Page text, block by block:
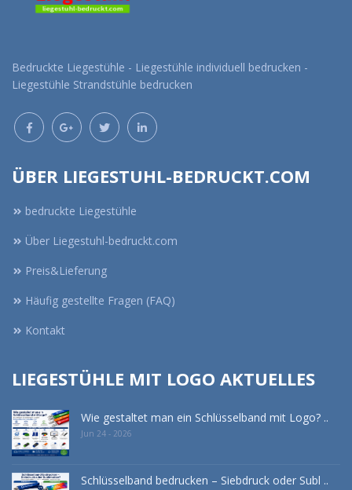
Bedruckte Liegestühle - Liegestühle individuell bedrucken -
Liegestühle Strandstühle bedrucken
ÜBER LIEGESTUHL-BEDRUCKT.COM
bedruckte Liegestühle
Über Liegestuhl-bedruckt.com
Preis&Lieferung
Häufig gestellte Fragen (FAQ)
Kontakt
LIEGESTÜHLE MIT LOGO AKTUELLES
Wie gestaltet man ein Schlüsselband mit Logo? ..
Jun 24 - 2026
Schlüsselband bedrucken – Siebdruck oder Subl ..